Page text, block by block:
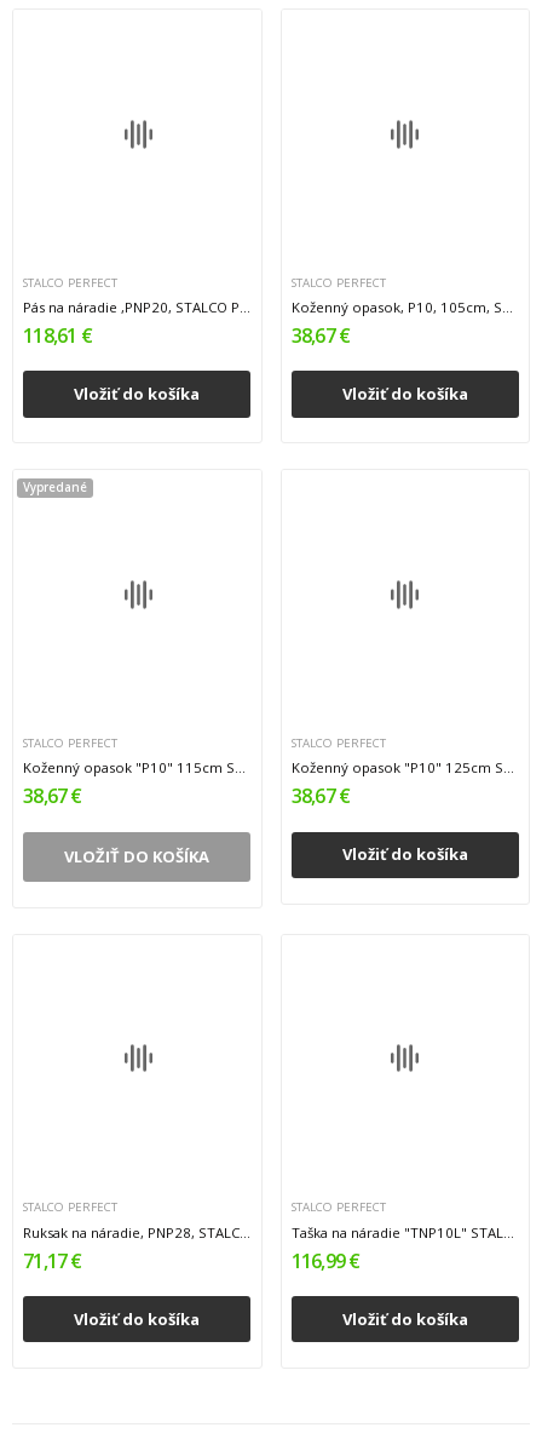
STALCO PERFECT
Pás na náradie ,PNP20, STALCO PERFECT
118,61 €
Vložiť do košíka
STALCO PERFECT
Koženný opasok, P10, 105cm, STALCO PERFECT
38,67 €
Vložiť do košíka
Vypredané
STALCO PERFECT
Koženný opasok "P10" 115cm STALCO PERFECT...
38,67 €
VLOŽIŤ DO KOŠÍKA
STALCO PERFECT
Koženný opasok "P10" 125cm STALCO PERFECT...
38,67 €
Vložiť do košíka
STALCO PERFECT
71,17 €
Vložiť do košíka
STALCO PERFECT
116,99 €
Vložiť do košíka